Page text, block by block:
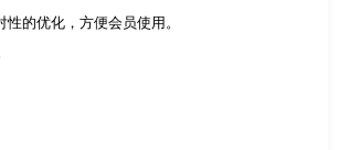
的优化，方便会员使用。